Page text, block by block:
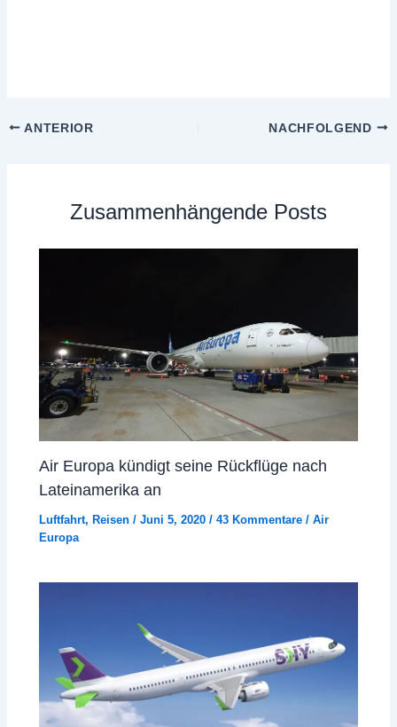
ANTERIOR NACHFOLGEND
Zusammenhängende Posts
Air Europa kündigt seine Rückflüge nach
Lateinamerika an
Luftfahrt, Reisen /Juni 5, 2020/43 Kommentare /Air
Europa